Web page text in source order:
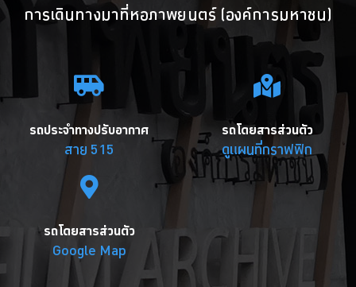
การเดินทางมาที่หอภาพยนตร์ (องค์การมหาชน)
รถประจำทางปรับอากาศ
สาย 515
รถโดยสารส่วนตัว
ดูแผนที่กราฟฟิก
รถโดยสารส่วนตัว
Google Map